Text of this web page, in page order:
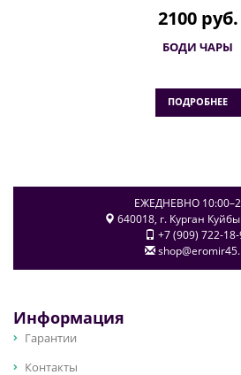
2100 руб.
БОДИ ЧАРЫ
ПОДРОБНЕЕ
ЕЖЕДНЕВНО
640018, г. Курган
+7 (909) 722-
Информация
Гарантии
Контакты